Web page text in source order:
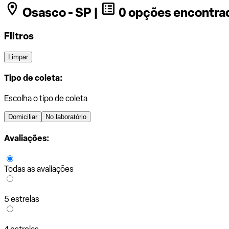
Osasco - SP | 0 opções
Filtros
Limpar
Tipo de coleta:
Escolha o tipo de coleta
Domiciliar No laboratório
Avaliações:
Todas as avaliações
5 estrelas